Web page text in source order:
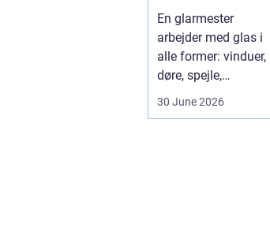
opgaven
En glarmester
arbejder med glas i
alle former: vinduer,
døre, spejle,
30 June 2026